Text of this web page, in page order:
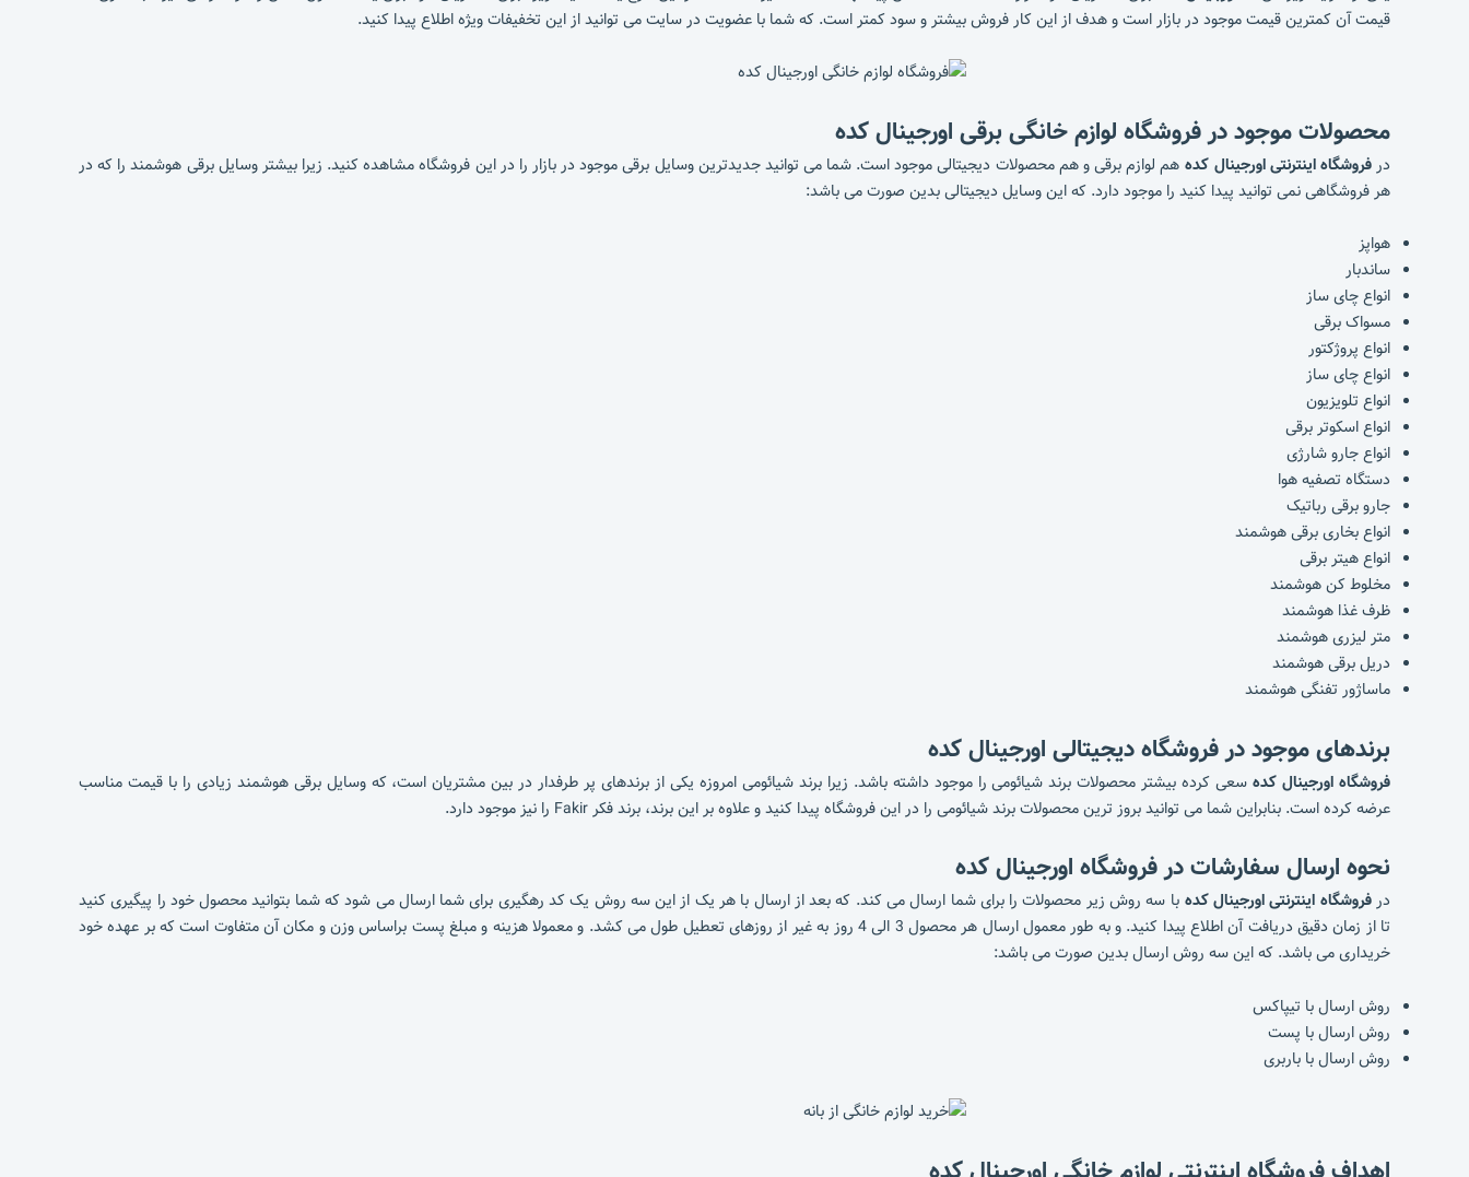
قیمت آن کمترین قیمت موجود در بازار است و هدف از این کار فروش بیشتر و سود کمتر است. که شما با عضویت در سایت می توانید از این تخفیفات ویژه اطلاع پیدا کنید.
محصولات موجود در فروشگاه لوازم خانگی برقی اورجینال کده
درفروشگاه اینترنتی اورجینال کدههم لوازم برقی و هم محصولات دیجیتالی موجود است. شما می توانید جدیدترین وسایل برقی موجود در بازار را در این فروشگاه مشاهده کنید. زیرا بیشتر وسایل برقی هوشمند را که در
هر فروشگاهی نمی توانید پیدا کنید را موجود دارد. که این وسایل دیجیتالی بدین صورت می باشد:
هواپز
ساندبار
انواع چای ساز
مسواک برقی
انواع پروژکتور
انواع چای ساز
انواع تلویزیون
انواع اسکوتر برقی
انواع جارو شارژی
دستگاه تصفیه هوا
جارو برقی رباتیک
انواع بخاری برقی هوشمند
انواع هیتر برقی
مخلوط کن هوشمند
ظرف غذا هوشمند
متر لیزری هوشمند
دریل برقی هوشمند
ماساژور تفنگی هوشمند
برندهای موجود در فروشگاه دیجیتالی اورجینال کده
فروشگاه اورجینال کده سعی کرده بیشتر محصولات برند شیائومی را موجود داشته باشد. زیرا برند شیائومی امروزه یکی از برندهای پر طرفدار در بین مشتریان است، که وسایل برقی هوشمند زیادی را با قیمت مناسب
عرضه کرده است. بنابراین شما می توانید بروز ترین محصولات برند شیائومی را در این فروشگاه پیدا کنید و علاوه بر این برند، برند فکر Fakir را نیز موجود دارد.
نحوه ارسال سفارشات در فروشگاه اورجینال کده
درفروشگاه اینترنتی اورجینال کده با سه روش زیر محصولات را برای شما ارسال می کند. که بعد از ارسال با هر یک از این سه روش یک کد رهگیری برای شما ارسال می شود که شما بتوانید محصول خود را پیگیری کنید
تا از زمان دقیق دریافت آن اطلاع پیدا کنید. و به طور معمول ارسال هر محصول 3 الی 4 روز به غیر از روزهای تعطیل طول می کشد. و معمولا هزینه و مبلغ پست براساس وزن و مکان آن متفاوت است که بر عهده خود
خریداری می باشد. که این سه روش ارسال بدین صورت می باشد:
روش ارسال با تیپاکس
روش ارسال با پست
روش ارسال با باربری